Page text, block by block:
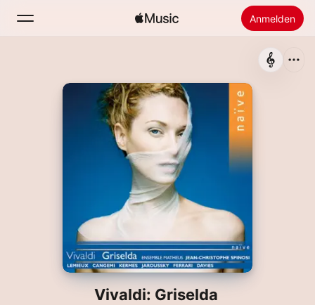
Anmelden
Apple Music installieren
Vivaldi: Griselda